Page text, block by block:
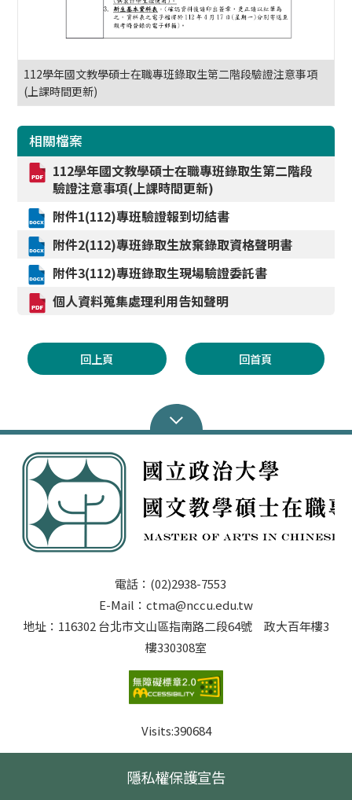
112學年國文教學碩士在職專班錄取生第二階段驗證注意事項
(上課時間更新)
相關檔案
112學年國文教學碩士在職專班錄取生第二階段
驗證注意事項(上課時間更新)
附件1(112)專班驗證報到切結書
附件2(112)專班錄取生放棄錄取資格聲明書
附件3(112)專班錄取生現場驗證委託書
個人資料蒐集處理利用告知聲明
回上頁 回首頁
電話：(02)2938-7553
E-Mail：ctma@nccu.edu.tw
地址：116302 台北市文山區指南路二段64號 政大百年樓3
樓330308室
Visits:390684
隱私權保護宣告